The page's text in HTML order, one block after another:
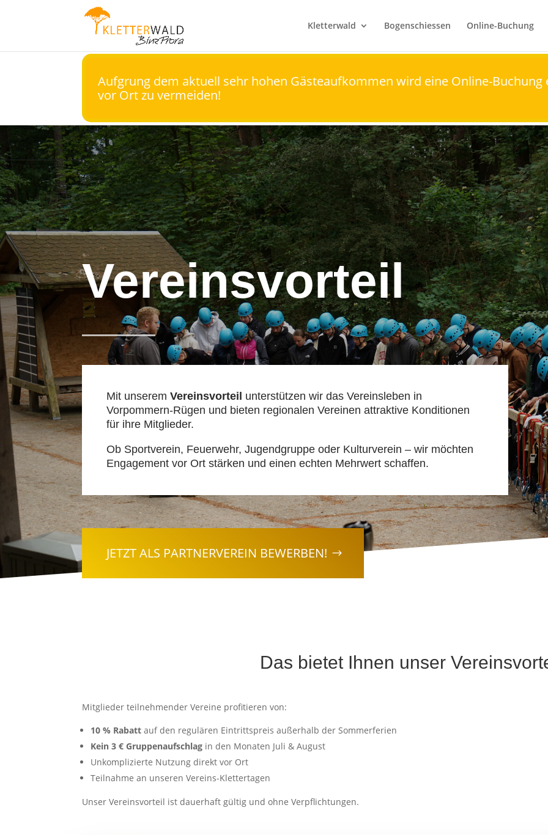
Kletterwald Bogenschiessen Online-Buchung
Aufgrung dem aktuell sehr hohen Gästeaufkommen wird eine Online-
vor Ort zu vermeiden!
Vereinsvorteil
Mit unseremVereinsvorteil unterstützen wir das Vereinsleben in
Vorpommern-Rügen und bieten regionalen Vereinen attraktive Konditionen
für ihre Mitglieder.
Ob Sportverein, Feuerwehr, Jugendgruppe oder Kulturverein – wir möchten
Engagement vor Ort stärken und einen echten Mehrwert schaffen.
JETZT ALS PARTNERVEREIN BEWERBEN!
Das bietet Ihnen unser
Mitglieder teilnehmender Vereine profitieren von:
10 % Rabatt auf den regulären Eintrittspreis außerhalb der Sommerferien
Kein 3 € Gruppenaufschlag in den Monaten Juli & August
Unkomplizierte Nutzung direkt vor Ort
Teilnahme an unseren Vereins-Klettertagen
Unser Vereinsvorteil ist dauerhaft gültig und ohne Verpflichtungen.